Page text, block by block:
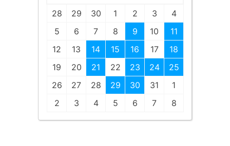
28
29 30 1 2 3
4
5
6 7 8 9 10
11
12
13 14 15 16 17
18
19
20 21 22 23 24
25
26
27 28 29 30 31
1
2
3 4 5 6 7 8